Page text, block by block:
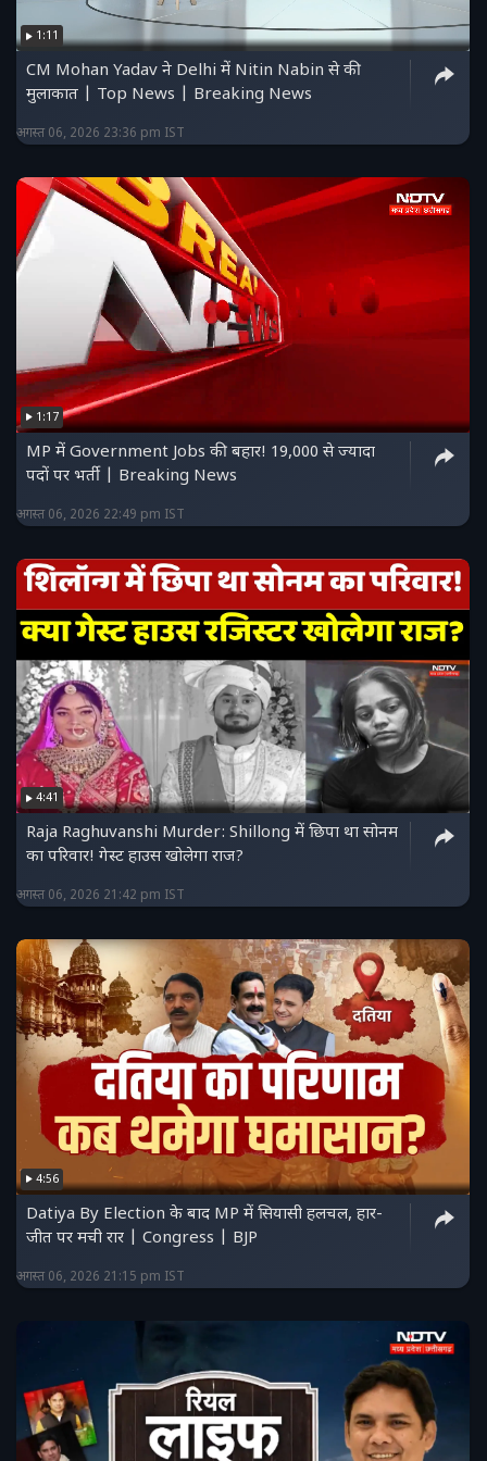
1:11
CM Mohan Yadav ने Delhi में Nitin Nabin से की
मुलाकात | Top News | Breaking News
अगस्त 06, 2026 23:36 pm IST
1:17
MP में Government Jobs की बहार! 19,000 से ज्यादा
पदों पर भर्ती | Breaking News
अगस्त 06, 2026 22:49 pm IST
4:41
Raja Raghuvanshi Murder: Shillong में छिपा था सोनम
का परिवार! गेस्ट हाउस खोलेगा राज?
अगस्त 06, 2026 21:42 pm IST
4:56
Datiya By Election के बाद MP में सियासी हलचल, हार-
जीत पर मची रार | Congress | BJP
अगस्त 06, 2026 21:15 pm IST